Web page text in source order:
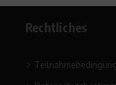
Rechtliches